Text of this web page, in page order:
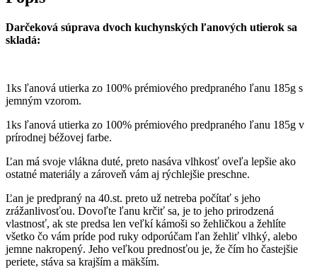
Darčeková súprava dvoch kuchynských ľanových utierok sa
skladá:
1ks ľanová utierka zo 100% prémiového predpraného ľanu 185g s
jemným vzorom.
1ks ľanová utierka zo 100% prémiového predpraného ľanu 185g v
prírodnej béžovej farbe.
Ľan má svoje vlákna duté, preto nasáva vlhkosť oveľa lepšie ako
ostatné materiály a zároveň vám aj rýchlejšie preschne.
Ľan je predpraný na 40.st. preto už netreba počítať s jeho
zrážanlivosťou. Dovoľte ľanu krčiť sa, je to jeho prirodzená
vlastnosť, ak ste predsa len veľkí kámoši so žehličkou a žehlíte
všetko čo vám príde pod ruky odporúčam ľan žehliť vlhký, alebo
jemne nakropený. Jeho veľkou prednosťou je, že čím ho častejšie
periete, stáva sa krajším a mäkším.